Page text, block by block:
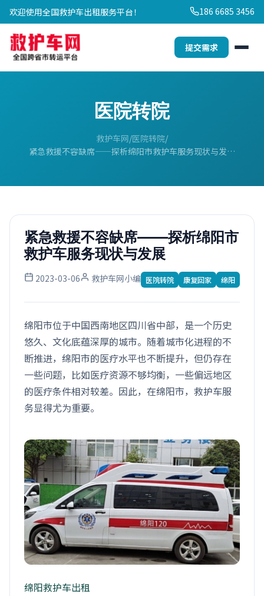
欢迎使用全国救护车出租服务平台！ 186 6685 3456
提交需求
医院转院
救护车网 医院转院
紧急救援不容缺席——探析绵阳市救护车服务现状与发…
紧急救援不容缺席——探析绵阳市
救护车服务现状与发展
2023-03-06 救护车网小编 医院转院 康复回家 绵阳
绵阳市位于中国西南地区四川省中部，是一个历史
悠久、文化底蕴深厚的城市。随着城市化进程的不
断推进，绵阳市的医疗水平也不断提升，但仍存在
一些问题，比如医疗资源不够均衡，一些偏远地区
的医疗条件相对较差。因此，在绵阳市，救护车服
务显得尤为重要。
绵阳救护车出租